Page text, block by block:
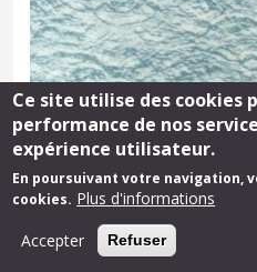
Noces ou les
Par Hélène David
Noces invite le lecteur à une
calanques, perçu comme
les bêtes et les hommes. C’est
Ce site utilise des cookies
performance de nos
expérience utilisateur.
En poursuivant votre navigation,
cookies. Plus d'informations
Accepter
Refuser